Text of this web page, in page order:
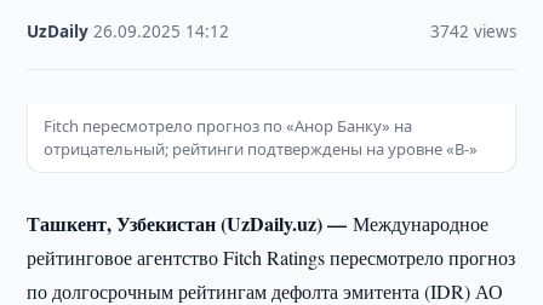
UzDaily ·26.09.2025 14:12 3742 views
Fitch пересмотрело прогноз по «Анор Банку» на
отрицательный; рейтинги подтверждены на уровне «B-»
Ташкент, Узбекистан (UzDaily.uz) —Международное
рейтинговое агентство Fitch Ratings пересмотрело прогноз
по долгосрочным рейтингам дефолта эмитента (IDR) АО